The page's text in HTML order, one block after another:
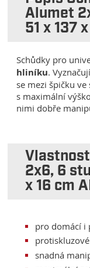
Alumet
51 x 137
Schůdky pro
hliníku.
se mezi špičku
s maximální
nimi dobře
2x6, 6
x 16 cm
pro domácí i
snadná